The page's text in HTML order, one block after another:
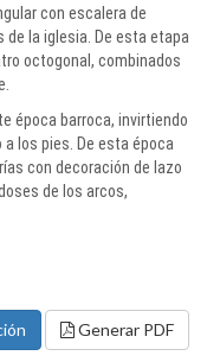
con escalera de
la iglesia. De esta etapa
octogonal, combinados
época barroca, invirtiendo
los pies. De esta época
con decoración de lazo
de los arcos,
Generar PDF